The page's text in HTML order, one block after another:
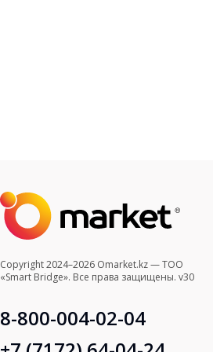
Copyright 2024–2026 Omarket.kz — ТОО
«Smart Bridge». Все права защищены. v30
8-800-004-02-04